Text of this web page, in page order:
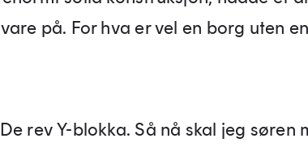
på. For hva er vel en borg uten en
rev Y-blokka. Så nå skal jeg søren